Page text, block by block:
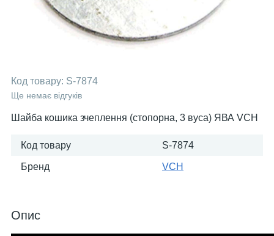
Код товару: S-7874
Ще немає відгуків
Шайба кошика зчеплення (стопорна, 3 вуса) ЯВА VCH
Код товару S-7874
Бренд VCH
Опис